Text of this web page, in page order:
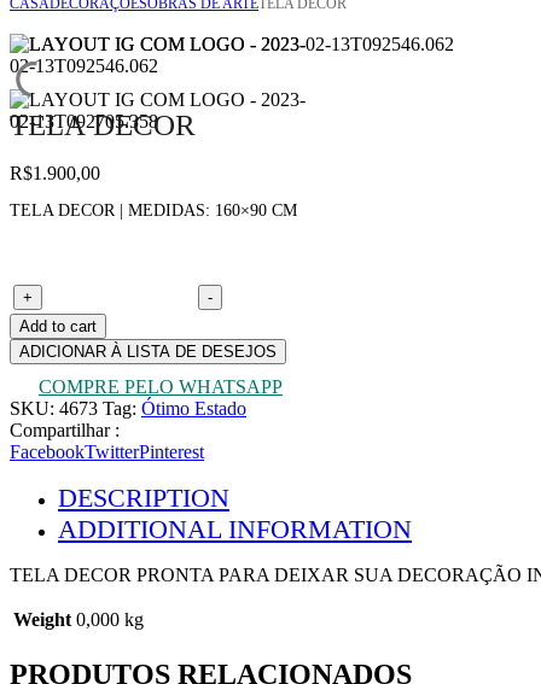
CASADECORAÇÕESOBRAS DE ARTETELA DECOR
TELA DECOR
R$1.900,00
TELA DECOR | MEDIDAS: 160×90 CM
+
-
Add to cart
ADICIONAR À LISTA DE DESEJOS
COMPRE PELO WHATSAPP
SKU: 4673 Tag: Ótimo Estado
Compartilhar :
FacebookTwitterPinterest
DESCRIPTION
ADDITIONAL INFORMATION
TELA DECOR PRONTA PARA DEIXAR SUA DECORAÇÃO
Weight 0,000 kg
PRODUTOS RELACIONADOS